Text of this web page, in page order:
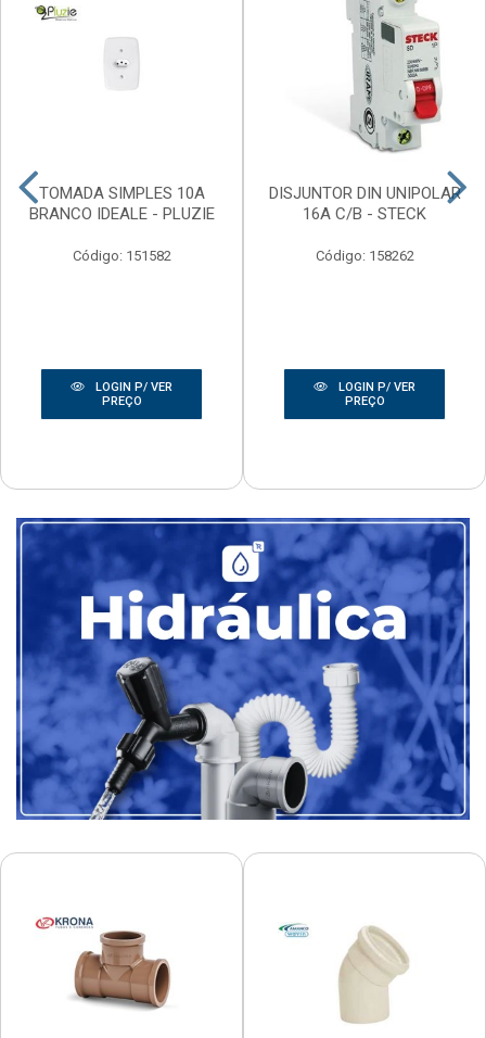
TOMADA SIMPLES 10A
BRANCO IDEALE - PLUZIE
Código: 151582
LOGIN P/ VER
PREÇO
DISJUNTOR DIN UNIPOLAR
16A C/B - STECK
Código: 158262
LOGIN P/ VER
PREÇO